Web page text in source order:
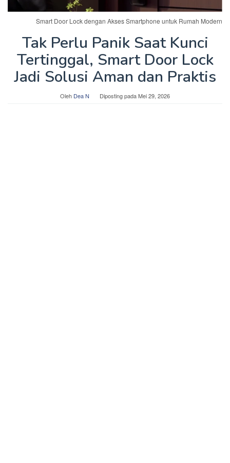
Smart Door Lock dengan Akses Smartphone untuk Rumah Modern
Tak Perlu Panik Saat Kunci
Tertinggal, Smart Door Lock
Jadi Solusi Aman dan Praktis
Oleh Dea N Diposting padaMei 29, 2026